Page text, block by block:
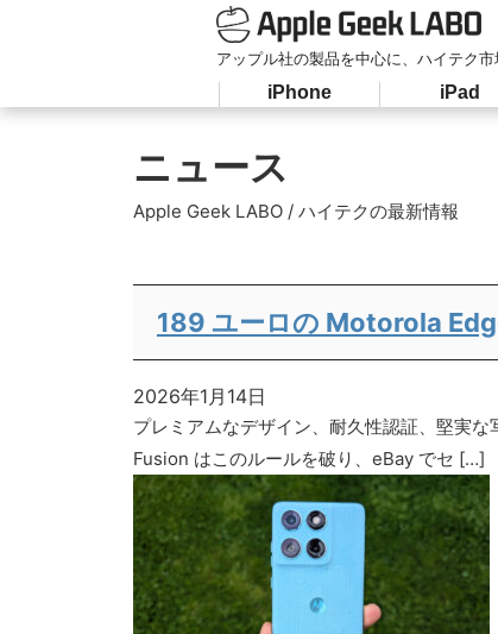
アップル社の製品を中心に、ハイテク
iPhone iPad
ニュース
Apple Geek LABO / ハイテクの最新情報
189 ユーロの Motorola
2026年1月14日
プレミアムなデザイン、耐久性認証、堅実
Fusion はこのルールを破り、eBay でセ […]